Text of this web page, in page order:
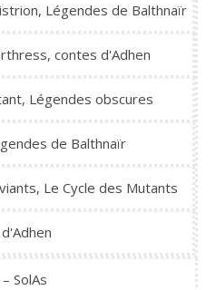
Légendes de Balthnaïr
contes d'Adhen
Légendes obscures
de Balthnaïr
Le Cycle des Mutants
SolAs